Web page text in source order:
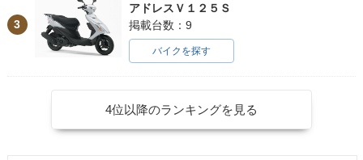
3
アドレスＶ１２５Ｓ
掲載台数：9
バイクを探す
4位以降のランキングを見る